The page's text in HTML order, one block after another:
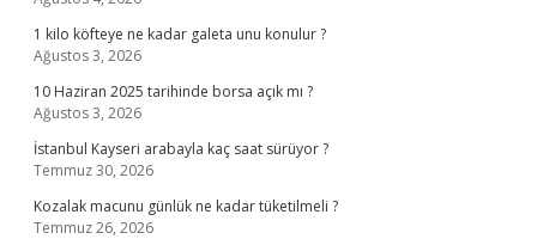
1 kilo köfteye ne kadar galeta unu konulur ?
Ağustos 3, 2026
10 Haziran 2025 tarihinde borsa açık mı ?
Ağustos 3, 2026
İstanbul Kayseri arabayla kaç saat sürüyor ?
Temmuz 30, 2026
Kozalak macunu günlük ne kadar tüketilmeli ?
Temmuz 26, 2026